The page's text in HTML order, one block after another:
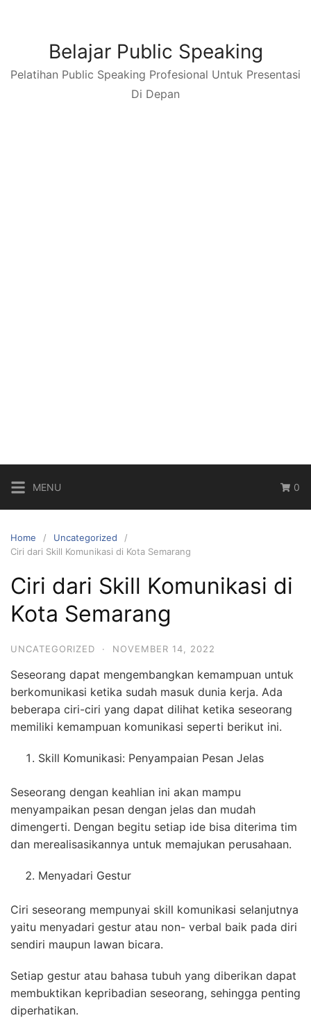
Belajar Public Speaking
Pelatihan Public Speaking Profesional Untuk Presentasi
Di Depan
MENU 0
Home
Uncategorized
Ciri dari Skill Komunikasi di Kota Semarang
Ciri dari Skill Komunikasi di
Kota Semarang
UNCATEGORIZED · NOVEMBER 14, 2022
Seseorang dapat mengembangkan kemampuan untuk
berkomunikasi ketika sudah masuk dunia kerja. Ada
beberapa ciri-ciri yang dapat dilihat ketika seseorang
memiliki kemampuan komunikasi seperti berikut ini.
Skill Komunikasi: Penyampaian Pesan Jelas
Seseorang dengan keahlian ini akan mampu
menyampaikan pesan dengan jelas dan mudah
dimengerti. Dengan begitu setiap ide bisa diterima tim
dan merealisasikannya untuk memajukan perusahaan.
Menyadari Gestur
Ciri seseorang mempunyai skill komunikasi selanjutnya
yaitu menyadari gestur atau non- verbal baik pada diri
sendiri maupun lawan bicara.
Setiap gestur atau bahasa tubuh yang diberikan dapat
membuktikan kepribadian seseorang, sehingga penting
diperhatikan.